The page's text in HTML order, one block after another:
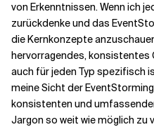
Verwandte Themen
von Erkenntnissen. Wenn ich
zurückdenke und das
die Kernkonzepte
hervorragendes, konsistentes
auch für jeden Typ spezifisch
meine Sicht der
konsistenten und
Jargon so weit wie möglich zu